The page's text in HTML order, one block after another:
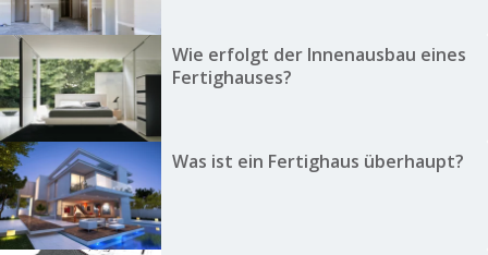
Wie erfolgt der Innenausbau eines
Fertighauses?
Was ist ein Fertighaus überhaupt?